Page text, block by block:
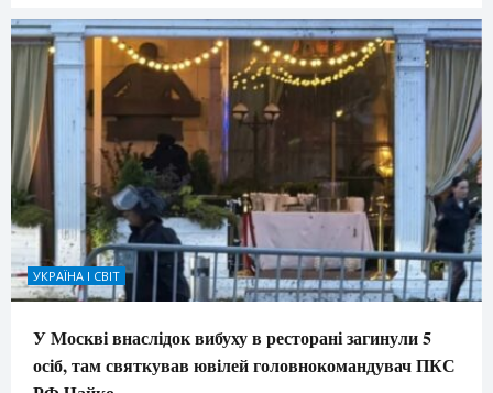
УКРАЇНА І СВІТ
У Москві внаслідок вибуху в ресторані загинули 5
осіб, там святкував ювілей головнокомандувач ПКС